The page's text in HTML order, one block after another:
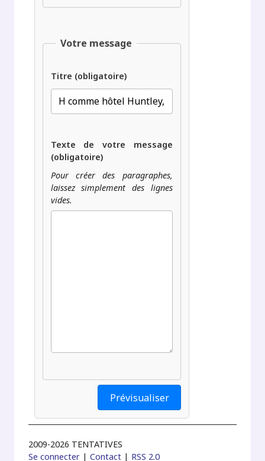
Votre message
Titre (obligatoire)
Texte de votre message
(obligatoire)
Pour créer des paragraphes,
laissez simplement des lignes
vides.
2009-2026 TENTATIVES
Se connecter |Contact | RSS 2.0